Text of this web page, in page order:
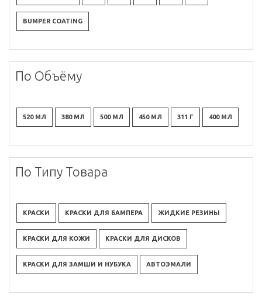
BUMPER COATING
По Объёму
520 МЛ 380 МЛ 500 МЛ 450 МЛ 311 Г 400 МЛ
По Типу Товара
КРАСКИ КРАСКИ ДЛЯ БАМПЕРА ЖИДКИЕ РЕЗИНЫ
КРАСКИ ДЛЯ КОЖИ КРАСКИ ДЛЯ ДИСКОВ
КРАСКИ ДЛЯ ЗАМШИ И НУБУКА АВТОЭМАЛИ